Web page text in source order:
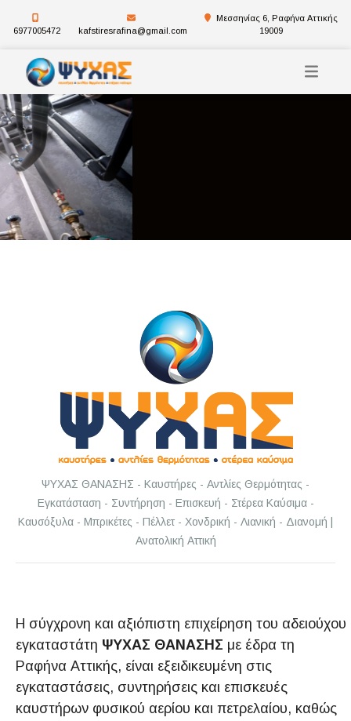
6977005472 kafstiresrafina@gmail.com
Μεσσηνίας 6, Ραφήνα Αττικής
19009
ΨΥΧΑΣ ΘΑΝΑΣΗΣ - Καυστήρες - Αντλίες Θερμότητας -
Εγκατάσταση - Συντήρηση - Επισκευή - Στέρεα Καύσιμα -
Καυσόξυλα - Μπρικέτες - Πέλλετ - Χονδρική - Λιανική - Διανομή |
Ανατολική Αττική
Η σύγχρονη και αξιόπιστη επιχείρηση του αδειούχου
εγκαταστάτη ΨΥΧΑΣ ΘΑΝΑΣΗΣ με έδρα τη
Ραφήνα Αττικής, είναι εξειδικευμένη στις
εγκαταστάσεις, συντηρήσεις και επισκευές
καυστήρων φυσικού αερίου και πετρελαίου, καθώς